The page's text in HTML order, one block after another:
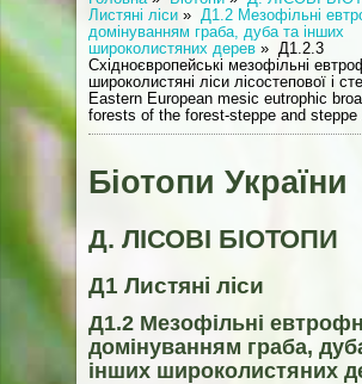
Листяні ліси » Д1.2 Мезофільні
домінуванням граба, дуба та інших
широколистяних дерев » Д1.2.3
Східноєвропейські мезофільні
широколистяні ліси лісостепової і
Eastern European mesic eutrophic
forests of the forest-steppe and steppe
Біотопи України
Д. ЛІСОВІ БІОТОПИ
Д1 Листяні ліси
Д1.2 Мезофільні
домінуванням граба,
інших широколистяних